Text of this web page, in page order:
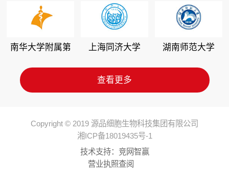
南华大学附属第
上海同济大学 湖南师范大学
查看更多
Copyright © 2019 源品细胞生物科技集团有限公司
湘ICP备18019435号-1
技术支持： 竞网智赢
营业执照查阅